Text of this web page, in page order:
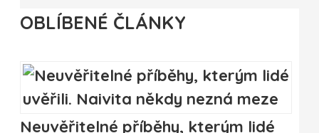
OBLÍBENÉ ČLÁNKY
Neuvěřitelné příběhy, kterým lidé